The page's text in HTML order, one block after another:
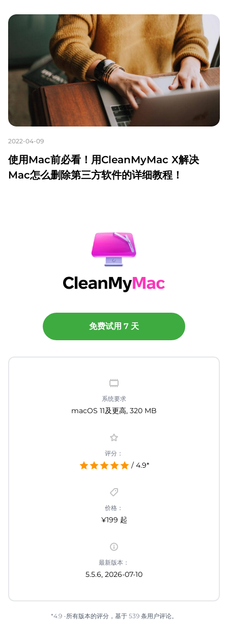
2022-04-09
使用Mac前必看！用CleanMyMac X解决
Mac怎么删除第三方软件的详细教程！
免费试用 7 天
系统要求
macOS 11及更高, 320 MB
评分：
/ 4.9*
价格：
¥199 起
最新版本：
5.5.6, 2026-07-10
*4.9 -所有版本的评分，基于 539 条用户评论。